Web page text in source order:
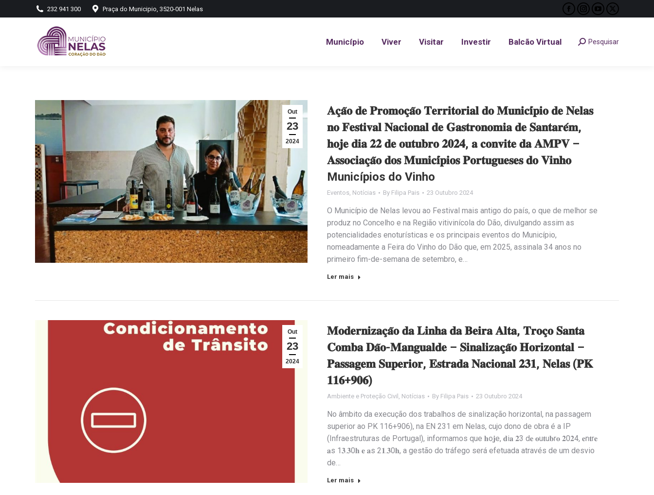
232 941 300 Praça do Municipio, 3520-001 Nelas
Facebook
opens
Instagram
opens
YouTube
opens
X
opens
Município Viver Visitar Investir Balcão Virtual Search:Pesquisar
Out
23
2024
𝐀𝐜̧𝐚̃𝐨 𝐝𝐞 𝐏𝐫𝐨𝐦𝐨𝐜̧𝐚̃𝐨 𝐓𝐞𝐫𝐫𝐢𝐭𝐨𝐫𝐢𝐚𝐥 𝐝𝐨 𝐌𝐮𝐧𝐢𝐜𝐢́𝐩𝐢𝐨 𝐝𝐞 𝐍𝐞𝐥𝐚𝐬
𝐧𝐨 𝐅𝐞𝐬𝐭𝐢𝐯𝐚𝐥 𝐍𝐚𝐜𝐢𝐨𝐧𝐚𝐥 𝐝𝐞 𝐆𝐚𝐬𝐭𝐫𝐨𝐧𝐨𝐦𝐢𝐚 𝐝𝐞 𝐒𝐚𝐧𝐭𝐚𝐫𝐞́𝐦,
𝐡𝐨𝐣𝐞 𝐝𝐢𝐚 𝟐𝟐 𝐝𝐞 𝐨𝐮𝐭𝐮𝐛𝐫𝐨 𝟐𝟎𝟐𝟒, 𝐚 𝐜𝐨𝐧𝐯𝐢𝐭𝐞 𝐝𝐚 𝐀𝐌𝐏𝐕 –
𝐀𝐬𝐬𝐨𝐜𝐢𝐚𝐜̧𝐚̃𝐨 𝐝𝐨𝐬 𝐌𝐮𝐧𝐢𝐜𝐢́𝐩𝐢𝐨𝐬 𝐏𝐨𝐫𝐭𝐮𝐠𝐮𝐞𝐬𝐞𝐬 𝐝𝐨 𝐕𝐢𝐧𝐡𝐨
Municípios do Vinho
Eventos, Notícias By Filipa Pais 23 Outubro 2024
O Município de Nelas levou ao Festival mais antigo do país, o que de melhor se
produz no Concelho e na Região vitivinícola do Dão, divulgando assim as
potencialidades enoturísticas e os principais eventos do Município,
nomeadamente a Feira do Vinho do Dão que, em 2025, assinala 34 anos no
primeiro fim-de-semana de setembro, e…
Ler mais
Out
23
2024
𝐌𝐨𝐝𝐞𝐫𝐧𝐢𝐳𝐚𝐜̧𝐚̃𝐨 𝐝𝐚 𝐋𝐢𝐧𝐡𝐚 𝐝𝐚 𝐁𝐞𝐢𝐫𝐚 𝐀𝐥𝐭𝐚, 𝐓𝐫𝐨𝐜̧𝐨 𝐒𝐚𝐧𝐭𝐚
𝐂𝐨𝐦𝐛𝐚 𝐃𝐚̃𝐨-𝐌𝐚𝐧𝐠𝐮𝐚𝐥𝐝𝐞 – 𝐒𝐢𝐧𝐚𝐥𝐢𝐳𝐚𝐜̧𝐚̃𝐨 𝐇𝐨𝐫𝐢𝐳𝐨𝐧𝐭𝐚𝐥 –
𝐏𝐚𝐬𝐬𝐚𝐠𝐞𝐦 𝐒𝐮𝐩𝐞𝐫𝐢𝐨𝐫, 𝐄𝐬𝐭𝐫𝐚𝐝𝐚 𝐍𝐚𝐜𝐢𝐨𝐧𝐚𝐥 𝟐𝟑𝟏, 𝐍𝐞𝐥𝐚𝐬 (𝐏𝐊
𝟏𝟏𝟔+𝟗𝟎𝟔)
Ambiente e Proteção Civil , Notícias By Filipa Pais 23 Outubro 2024
No âmbito da execução dos trabalhos de sinalização horizontal, na passagem
superior ao PK 116+906), na EN 231 em Nelas, cujo dono de obra é a IP
(Infraestruturas de Portugal), informamos que 𝐡o𝐣e, 𝐝i𝐚 𝟐3 d𝐞 𝐨u𝐭u𝐛r𝐨 𝟐0𝟐4, 𝐞n𝐭r𝐞
𝐚s 1𝟑.𝟑0𝐡 𝐞 𝐚s 2𝟏.𝟑0𝐡, a gestão do tráfego será efetuada através de um desvio
de…
Ler mais
Município Viver Visitar Investir Balcão Virtual Search:
Pesquisar